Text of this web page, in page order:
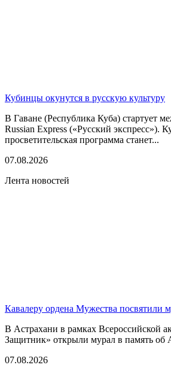
Кубинцы окунутся в русскую культуру
В Гаване (Республика Куба) стартует
Russian Express («Русский экспресс»).
просветительская программа станет...
07.08.2026
Лента новостей
Кавалеру ордена Мужества посвятили
В Астрахани в рамках Всероссийской
Защитник» открыли мурал в память об
07.08.2026